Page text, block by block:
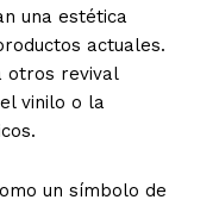
una estética
actuales.
otros revival
vinilo o la
un símbolo de